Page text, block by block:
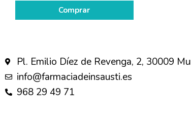
Comprar
Pl. Emilio Díez de Revenga, 2, 30009
info@farmaciadeinsausti.es
968 29 49 71